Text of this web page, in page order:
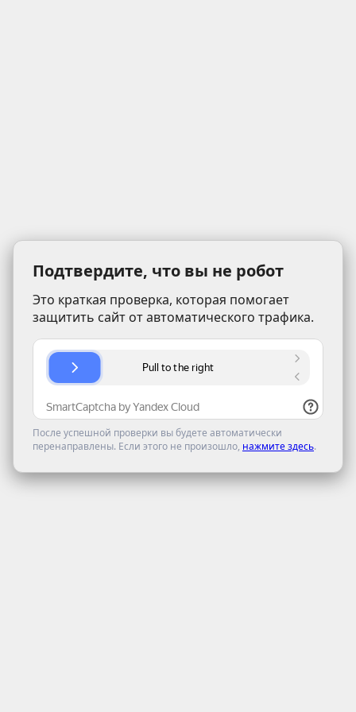
Подтвердите, что вы не робот
Это краткая проверка, которая помогает
защитить сайт от автоматического трафика.
После успешной проверки вы будете автоматически
перенаправлены. Если этого не произошло, нажмите здесь.